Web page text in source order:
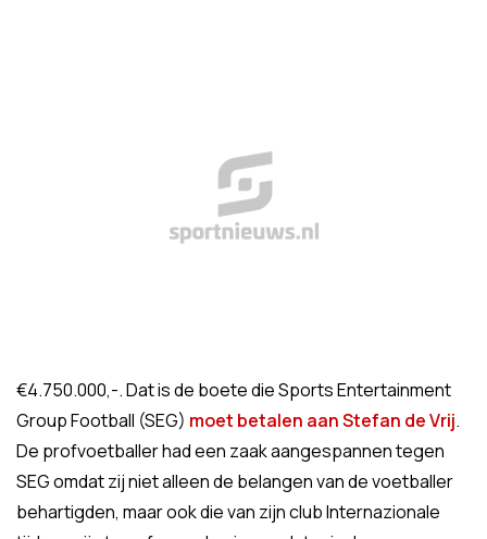
€4.750.000,-. Dat is de boete die Sports Entertainment
Group Football (SEG) moet betalen aan Stefan de Vrij.
De profvoetballer had een zaak aangespannen tegen
SEG omdat zij niet alleen de belangen van de voetballer
behartigden, maar ook die van zijn club Internazionale